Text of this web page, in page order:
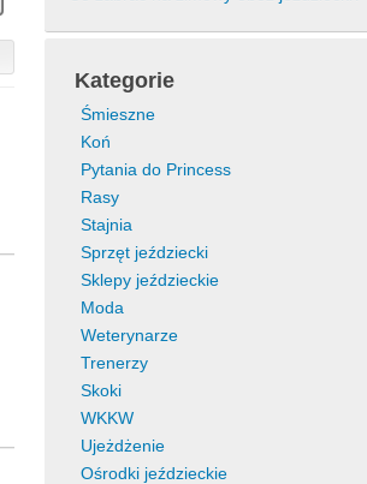
Kategorie
Śmieszne
Koń
Pytania do Princess
Rasy
Stajnia
Sprzęt jeździecki
Sklepy jeździeckie
Moda
Weterynarze
Trenerzy
Skoki
WKKW
Ujeżdżenie
Ośrodki jeździeckie